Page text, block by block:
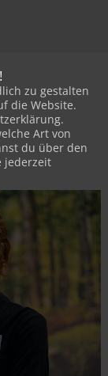
zu gestalten
die Website.
Art von
du über den
jederzeit